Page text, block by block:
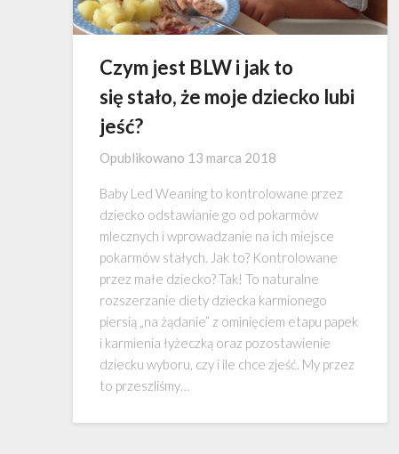
Czym jest BLW i jak to
się stało, że moje dziecko lubi
jeść?
Opublikowano 13 marca 2018
Baby Led Weaning to kontrolowane przez
dziecko odstawianie go od pokarmów
mlecznych i wprowadzanie na ich miejsce
pokarmów stałych. Jak to? Kontrolowane
przez małe dziecko? Tak! To naturalne
rozszerzanie diety dziecka karmionego
piersią „na żądanie” z ominięciem etapu papek
i karmienia łyżeczką oraz pozostawienie
dziecku wyboru, czy i ile chce zjeść. My przez
to przeszliśmy…